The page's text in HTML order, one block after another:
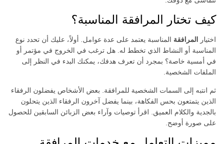
كيف تختار المرافقة المناسبة؟
اختيار المرافقة المناسبة يعتمد على عدة عوامل. أولاً، عليك أن تحدد نوع
المناسبة أو النشاط الذي تخطط له. هل ترغب في الخروج في مؤتمر أو
في أمسية خاصة؟ بمجرد أن تعرف هدفك، يمكنك البدء في النظر إلى
الملفات الشخصية.
ثم انتبه إلى السمات الشخصية للمرافقة. بعض الأشخاص يفضلون الرفقاء
الذين يتمتعون بحس الفكاهة، بينما يفضل آخرون الرفقاء الذين يتحلون
بالجدية والكلام العميق. اقرأ توصيات وآراء بعض الزبائن السابقين للحصول
على صورة أوضح.